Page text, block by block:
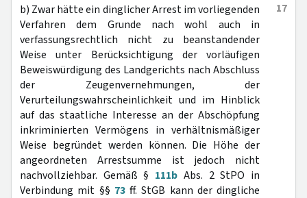
17
b) Zwar hätte ein dinglicher Arrest im vorliegenden
Verfahren dem Grunde nach wohl auch in
verfassungsrechtlich nicht zu beanstandender
Weise unter Berücksichtigung der vorläufigen
Beweiswürdigung des Landgerichts nach Abschluss
der Zeugenvernehmungen, der
Verurteilungswahrscheinlichkeit und im Hinblick
auf das staatliche Interesse an der Abschöpfung
inkriminierten Vermögens in verhältnismäßiger
Weise begründet werden können. Die Höhe der
angeordneten Arrestsumme ist jedoch nicht
nachvollziehbar. Gemäß § 111b Abs. 2 StPO in
Verbindung mit §§ 73ff. StGB kann der dingliche